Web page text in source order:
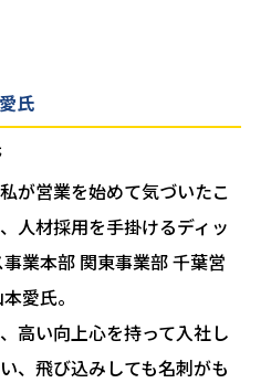
氏
が営業を始めて気づいたこ
人材採用を手掛けるディッ
業本部 関東事業部 千葉営
愛氏。
高い向上心を持って入社し
、飛び込みしても名刺がも